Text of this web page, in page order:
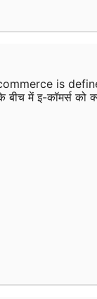
is
में इ-कॉमर्स को